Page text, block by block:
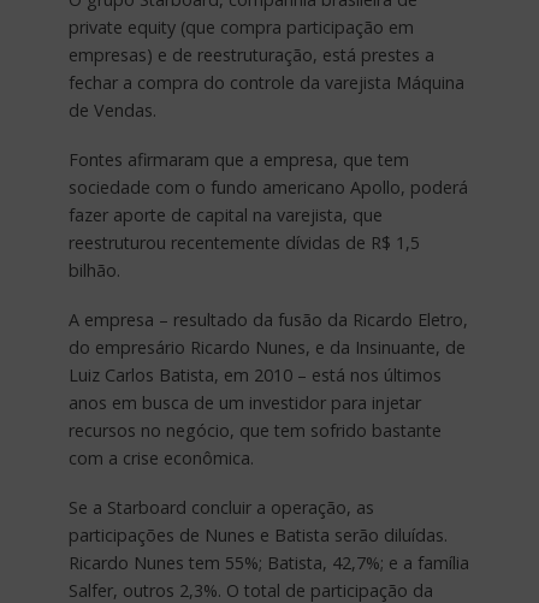
private equity (que compra participação em
empresas) e de reestruturação, está prestes a
fechar a compra do controle da varejista Máquina
de Vendas.
Fontes afirmaram que a empresa, que tem
sociedade com o fundo americano Apollo, poderá
fazer aporte de capital na varejista, que
reestruturou recentemente dívidas de R$ 1,5
bilhão.
A empresa – resultado da fusão da Ricardo Eletro,
do empresário Ricardo Nunes, e da Insinuante, de
Luiz Carlos Batista, em 2010 – está nos últimos
anos em busca de um investidor para injetar
recursos no negócio, que tem sofrido bastante
com a crise econômica.
Se a Starboard concluir a operação, as
participações de Nunes e Batista serão diluídas.
Ricardo Nunes tem 55%; Batista, 42,7%; e a família
Salfer, outros 2,3%. O total de participação da